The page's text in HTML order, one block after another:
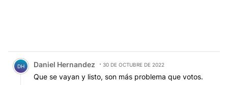
Comentario de Daniel Hernandez.
DH Daniel Hernandez 30 DE OCTUBRE DE 2022
Que se vayan y listo, son más problema que votos.